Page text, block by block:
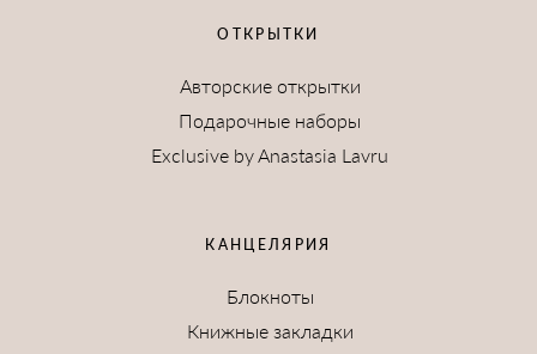
ОТКРЫТКИ
Авторские открытки
Подарочные наборы
Exclusive by Anastasia Lavru
КАНЦЕЛЯРИЯ
Блокноты
Книжные закладки